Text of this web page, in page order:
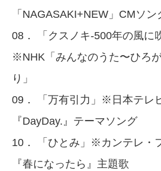
「NAGASAKI+NEW」CMソン
08． 「クスノキ-500年の風に
※NHK「みんなのうた〜ひろ
り」
09． 「万有引力」※日本テレ
『DayDay.』テーマソング
10． 「ひとみ」※カンテレ・
『春になったら』主題歌